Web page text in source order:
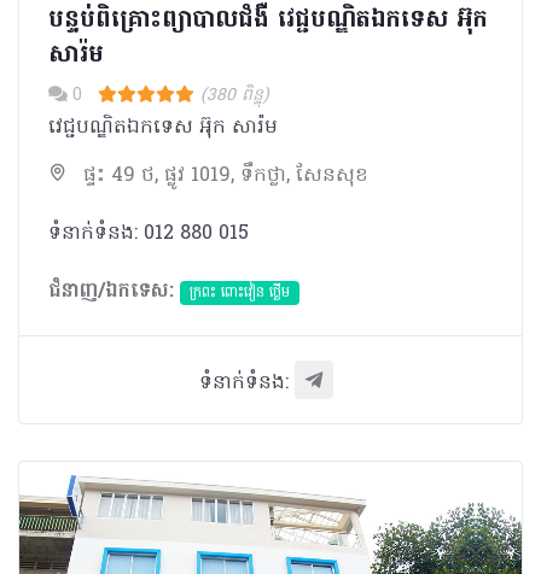
បន្ទប់ពិគ្រោះព្យាបាលជំងឺ វេជ្ជបណ្ឌិតឯកទេស អ៊ុក
សារ៉ម
0 (380 ពិន្ទុ)
វេជ្ជបណ្ឌិតឯកទេស អ៊ុក​ សារ៉ម
ផ្ទះ 49 ថ, ផ្លូវ 1019, ទឹកថ្លា, សែនសុខ
ទំនាក់ទំនង: 012 880 015
ជំនាញ/ឯកទេស:
ក្រពះ ពោះវៀន ថ្លើម
ទំនាក់ទំនង: